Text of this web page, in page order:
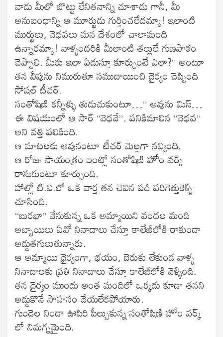
వాడు మీలో బొట్టు లేనితనాన్ని చూశాడు గానీ, మీ
అనుబంధాన్ని ఆ మూర్ఖుడు గుర్తించలేదమ్మా! ఇలాంటి
ముర్ఖులు, వెధవలు మన దేశంలో చాలామంది
ఉన్నారమ్మా! వాళ్ళందరికి మీలాంటి తల్లులే గుణపాఠం
చెప్పాలి. మీరు ఇలా ఏడుస్తూ కూర్చుంటే ఎలా?” అంటూ
తన వీపును నిమురుతూ సముదాయించి దైర్యం చెప్పింది
సోషల్ టీచర్.
సంతోషిణి కన్నీళ్ళు తుడుచుకుంటూ…” అవును మిస్…
ఈ విషయంలో ఆ సార్ “వెధవే”. పనికిమాలిన “వెధవ”
అని వత్తి పలికింది.
ఆ మాటలకు అవునంటూ టీచర్ మెల్లగా నవ్వింది.
ఆ రోజు సాయంత్రం ఇంట్లో సంతోషిణి హోం వర్క్
రాసుకుంటూ కూర్చుంది.
హాల్లో టి.వి.లో ఒక వార్త తన చెవిన పడి పరిగెత్తుకెళ్ళి
చూసింది.
“బురఖా” వేసుకున్న ఒక అమ్మాయిని వందల మంది
అబ్బాయిలు ఏవో నినాదాలు చేస్తూ కాలేజీలోకి రాకుండా
అడ్డుతగులుతున్నారు.
ఆ అమ్మాయి ధైర్యంగా, భయం, బెరుకు లేకుండ వాళ్ళ
నినాదాలకు ప్రతి నినాదాలు చేస్తూ కాలేజీలోకి వెళ్ళింది.
తన దైర్యం ముందు అంత మందిలో ఒక్కడు కూడా తనని
అడ్డుకొనే సాహసం చేయలేకపోయారు.
గుండెల నిండా ఊపిరి పీల్చుకున్న సంతోషిణి హోం వర్క్
లో నిమగ్నమైంది.